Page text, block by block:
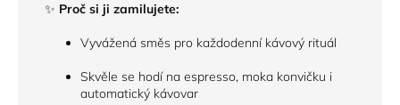
✨ Proč si ji zamilujete:
Vyvážená směs pro každodenní kávový rituál
Skvěle se hodí na espresso, moka konvičku i
automatický kávovar